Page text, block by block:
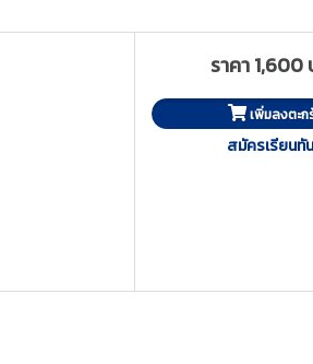
ราคา 1,600
เพิ่มลงตะก
สมัครเรียนทั